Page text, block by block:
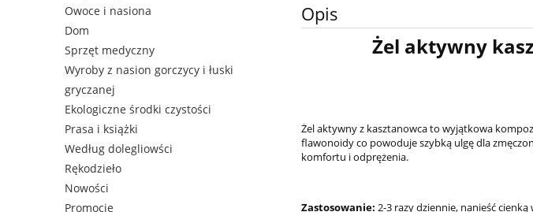
Owoce i nasiona
Dom
Sprzęt medyczny
Wyroby z nasion gorczycy i łuski
gryczanej
Ekologiczne środki czystości
Prasa i książki
Według dolegliowści
Rękodzieło
Nowości
Promocje
Opis
Żel aktywny
Żel aktywny z kasztanowca to wyjątkowa
flawonoidy co powoduje szybką ulgę dla
komfortu i odprężenia.
Zastosowanie: 2-3 razy dziennie, nanieść